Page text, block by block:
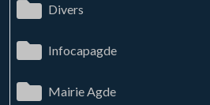
Divers
Infocapagde
Mairie Agde